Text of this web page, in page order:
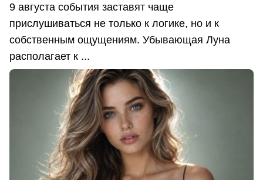
9 августа события заставят чаще
прислушиваться не только к логике, но и к
собственным ощущениям. Убывающая Луна
располагает к ...